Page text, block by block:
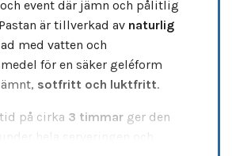
event där jämn och pålitlig
är tillverkad av naturlig
med vatten och
för en säker geléform
sotfritt och luktfritt.
på cirka 3 timmar ger den
hela serveringen och